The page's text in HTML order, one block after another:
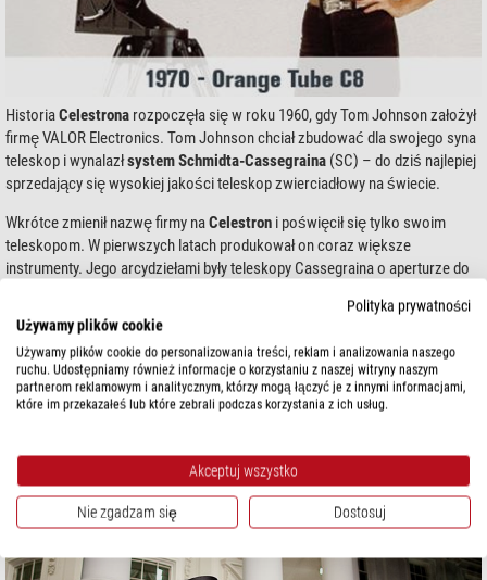
HistoriaCelestrona rozpoczęła się w roku 1960, gdy Tom Johnson założył
firmę VALOR Electronics. Tom Johnson chciał zbudować dla swojego syna
teleskop i wynalazłsystem Schmidta-Cassegraina (SC) – do dziś najlepiej
sprzedający się wysokiej jakości teleskop zwierciadłowy na świecie.
Wkrótce zmienił nazwę firmy naCelestron i poświęcił się tylko swoim
teleskopom. W pierwszych latach produkował on coraz większe
instrumenty. Jego arcydziełami były teleskopy Cassegraina o aperturze do
Polityka prywatności
Używamy plików cookie
Używamy plików cookie do personalizowania treści, reklam i analizowania naszego
ruchu. Udostępniamy również informacje o korzystaniu z naszej witryny naszym
partnerom reklamowym i analitycznym, którzy mogą łączyć je z innymi informacjami,
które im przekazałeś lub które zebrali podczas korzystania z ich usług.
Akceptuj wszystko
Nie zgadzam się Dostosuj